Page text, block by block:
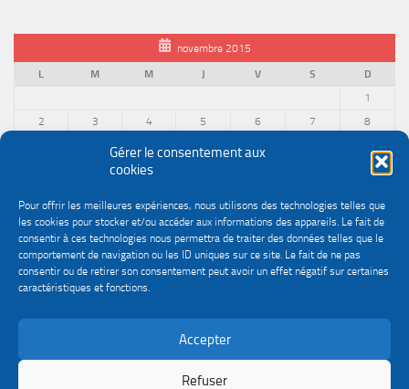
Gérer le consentement aux
cookies
Pour offrir les meilleures expériences, nous utilisons des technologies telles que
les cookies pour stocker et/ou accéder aux informations des appareils. Le fait de
consentir à ces technologies nous permettra de traiter des données telles que le
comportement de navigation ou les ID uniques sur ce site. Le fait de ne pas
consentir ou de retirer son consentement peut avoir un effet négatif sur certaines
caractéristiques et fonctions.
Accepter
Refuser
novembre 2015
L
M M J V S
D
1
2
3 4 5 6 7
8
11 12
18
22
« Oct
Déc »
Politique de confidentialité